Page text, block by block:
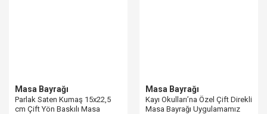
Masa Bayrağı
Parlak Saten Kumaş 15x22,5
cm Çift Yön Baskılı Masa
Masa Bayrağı
Kayı Okulları’na Özel Çift Direkli
Masa Bayrağı Uygulamamız